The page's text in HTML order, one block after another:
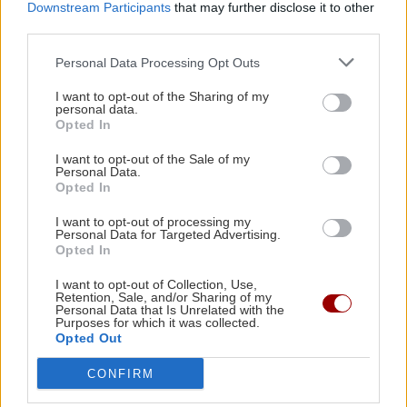
Downstream Participants that may further disclose it to other
Personal Data Processing Opt Outs
I want to opt-out of the Sharing of my
personal data.
Opted In
I want to opt-out of the Sale of my
Personal Data.
Opted In
I want to opt-out of processing my
Personal Data for Targeted Advertising.
Opted In
I want to opt-out of Collection, Use,
Retention, Sale, and/or Sharing of my
Personal Data that Is Unrelated with the
Purposes for which it was collected.
Opted Out
CONFIRM
Γιατί η Πηνελόπη είχε ακριβώς 108 μνηστήρες
και όχι 100; Το "κλειδωμένο" μυστικό του
Ομήρου
17:14
ΕΛΛΑΔΑ
Αλλάζουν όλα στον τουρισμό: Πώς χωρίζεται η
χώρα με το νέο Χωροταξικό
Μεγάλη επιτυχία για το Φεστιβάλ "ΖΟΡΜΠΑΣ":
Ξεπέρασαν τους 2.000 οι επισκέπτες σε
Ηράκλειο και Μυρτιά
17:00
GOSSIP - LIFESTYLE
τον Ιούλιο – Επιμένει η ακρίβεια σε
ενέργεια και ενοίκια
GOSSIP - LIFESTYLE
Οι πόζες της Κατερίνας Παπουτσάκη
με μαγιό στην Κρήτη
ΗΡΑΚΛΕΙΟ